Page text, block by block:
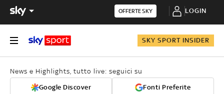
OFFERTE SKY LOGIN
SKY SPORT INSIDER
News e Highlights, tutto live: seguici su
Google Discover Fonti Preferite